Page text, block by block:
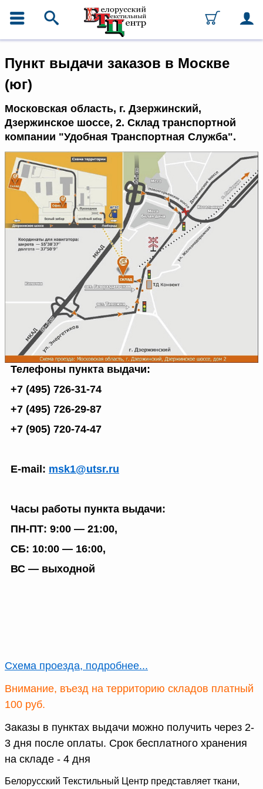
Каталог
Домашний текстиль
Ковры
Текстиль для ресторанов и
гостиниц
фурнитура
Условия работы
Оплата и доставка
Как оформить заказ
Как нас найти
получение груза
Документы по работе с
персональными данными
Письмо руководителю
Вопросы и ответы
Новости | Статьи
Пункт выдачи заказов в Москве
(юг)
Московская область, г. Дзержинский,
Дзержинское шоссе, 2. Склад транспортной
компании "Удобная Транспортная Служба".
Телефоны пункта выдачи:
+7 (495) 726-31-74
+7 (495) 726-29-87
+7 (905) 720-74-47
E-mail: msk1@utsr.ru
Часы работы пункта выдачи:
ПН-ПТ: 9:00 — 21:00,
СБ: 10:00 — 16:00,
ВС — выходной
Схема проезда, подробнее...
Внимание, въезд на территорию складов платный
100 руб.
Заказы в пунктах выдачи можно получить через 2-
3 дня после оплаты. Срок бесплатного хранения
на складе - 4 дня
Белорусский Текстильный Центр представляет ткани,
в